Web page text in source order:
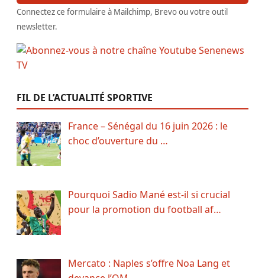
Connectez ce formulaire à Mailchimp, Brevo ou votre outil
newsletter.
FIL DE L’ACTUALITÉ SPORTIVE
France – Sénégal du 16 juin 2026 : le
choc d’ouverture du …
Pourquoi Sadio Mané est-il si crucial
pour la promotion du football af…
Mercato : Naples s’offre Noa Lang et